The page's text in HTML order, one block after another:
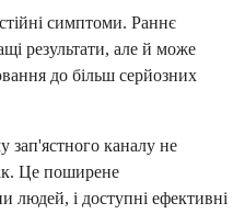
симптоми. Раннє
результати, але й може
до більш серйозних
зап'ястного каналу не
Це поширене
людей, і доступні ефективні